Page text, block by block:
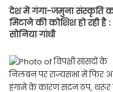
देश में गंगा-जमुना संस्कृति
मिटाने की कोशिश हो रही है :
सोनिया गांधी